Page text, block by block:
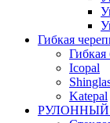
Гибкая
Гибкая
Icopal
Katepal